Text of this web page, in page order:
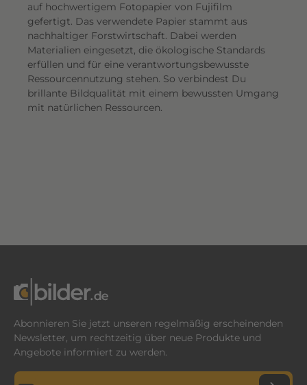
auf hochwertigem Fotopapier von Fujifilm
gefertigt. Das verwendete Papier stammt aus
nachhaltiger Forstwirtschaft. Dabei werden
Materialien eingesetzt, die ökologische Standards
erfüllen und für eine verantwortungsbewusste
Ressourcennutzung stehen. So verbindest Du
brillante Bildqualität mit einem bewussten Umgang
mit natürlichen Ressourcen.
Abonnieren Sie jetzt unseren regelmäßig erscheinenden
Newsletter, um rechtzeitig über neue Produkte und
Angebote informiert zu werden.
E-Mail-Adresse*